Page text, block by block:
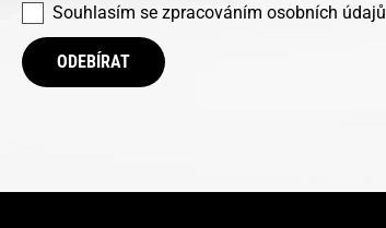
Souhlasím se zpracováním osobních údajů
ODEBÍRAT